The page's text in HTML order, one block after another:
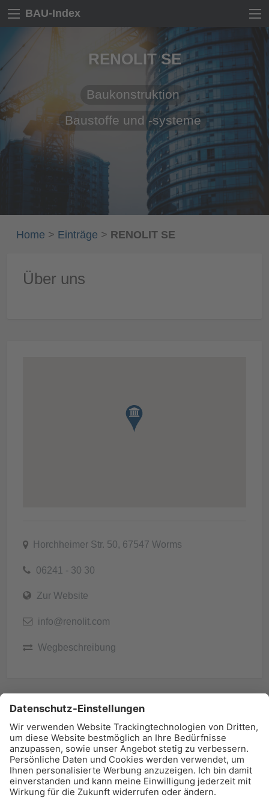
BAU-Index
RENOLIT SE
Baukonstruktion
Baustoffe und -systeme
Home > Einträge > RENOLIT SE
Über uns
Horchheimer Str. 50, 67547 Worms
06241 - 30 30
Zur Website
info@renolit.com
Wegbeschreibung
BAU-Index Newsletter
Erhalten Sie regelmäßig Benachrichtigungen zu den